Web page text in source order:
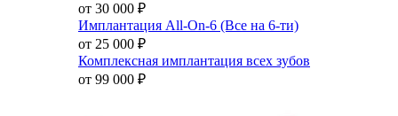
от 30 000 ₽
Имплантация All-On-6 (Все на 6-ти)
от 25 000 ₽
Комплексная имплантация всех зубов
от 99 000 ₽